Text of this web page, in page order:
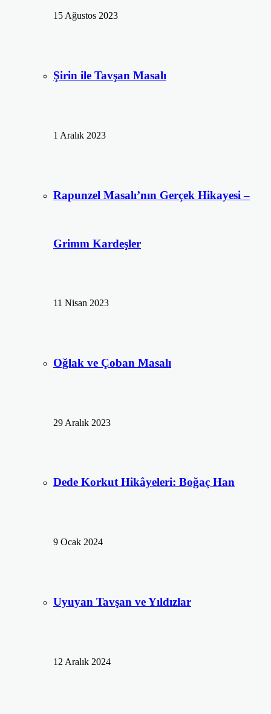
15 Ağustos 2023
Şirin ile Tavşan Masalı
1 Aralık 2023
Rapunzel Masalı’nın Gerçek Hikayesi –
Grimm Kardeşler
11 Nisan 2023
Oğlak ve Çoban Masalı
29 Aralık 2023
Dede Korkut Hikâyeleri: Boğaç Han
9 Ocak 2024
Uyuyan Tavşan ve Yıldızlar
12 Aralık 2024